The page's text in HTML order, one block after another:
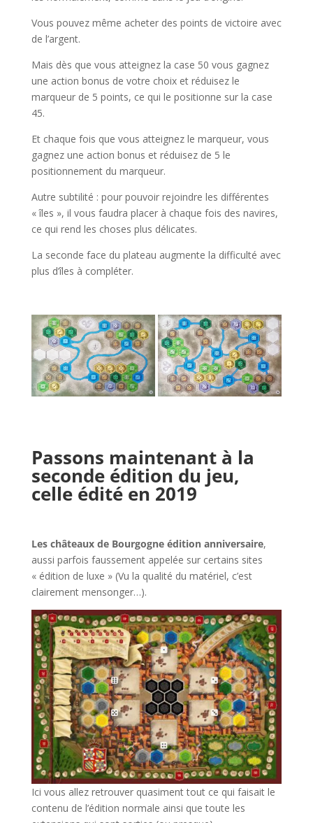
Vous pouvez même acheter des points de victoire avec
de l’argent.
Mais dès que vous atteignez la case 50 vous gagnez
une action bonus de votre choix et réduisez le
marqueur de 5 points, ce qui le positionne sur la case
45.
Et chaque fois que vous atteignez le marqueur, vous
gagnez une action bonus et réduisez de 5 le
positionnement du marqueur.
Autre subtilité : pour pouvoir rejoindre les différentes
« îles », il vous faudra placer à chaque fois des navires,
ce qui rend les choses plus délicates.
La seconde face du plateau augmente la difficulté avec
plus d’îles à compléter.
Passons maintenant à la
seconde édition du jeu,
celle édité en 2019
Les châteaux de Bourgogne édition anniversaire,
aussi parfois faussement appelée sur certains sites
« édition de luxe » (Vu la qualité du matériel, c’est
clairement mensonger…).
Ici vous allez retrouver quasiment tout ce qui faisait le
contenu de l’édition normale ainsi que toute les